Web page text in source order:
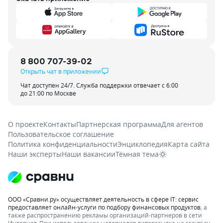
(жить нам больше не где). Через
И говорят что дом если уже построен
кабала, для многих. Но выбор
не велик. Благо у нас есть
финансовые возможности, пару
месяцев выкрутиться.
8 800 707-39-02
Открыть чат в приложении
Чат доступен 24/7. Служба поддержки отвечает с 6:00
до 21:00 по Москве
О проектеКонтактыПартнерская программаДля агентов
Пользовательское соглашение
Политика конфиденциальностиЭнциклопедияКарта сайта
Наши экспертыНаши вакансииТёмная тема
ООО «Сравни.ру» осуществляет деятельность в сфере IT: сервис
предоставляет онлайн-услуги по подбору финансовых продуктов , а
также распространению рекламы организаций-партнеров в сети